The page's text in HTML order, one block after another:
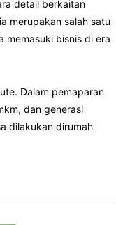
detail berkaitan
merupakan salah satu
memasuki bisnis di era
Dalam pemaparan
dan generasi
dilakukan dirumah